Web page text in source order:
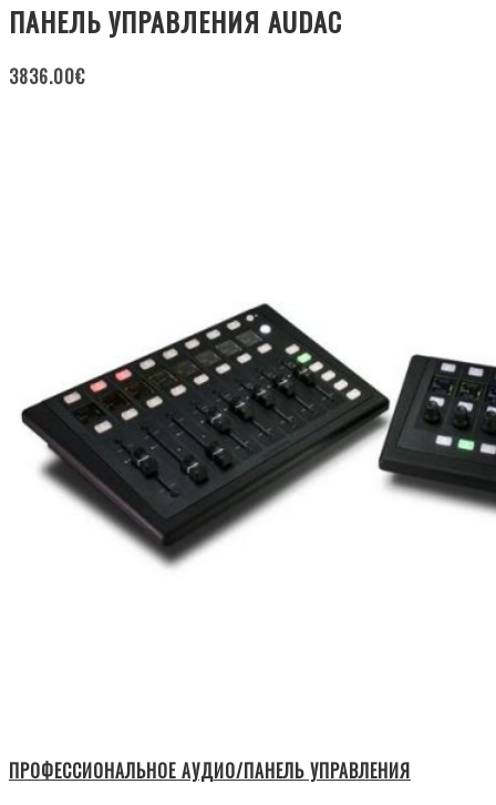
ПАНЕЛЬ УПРАВЛЕНИЯ AUDAC
3836.00€
ПРОФЕССИОНАЛЬНОЕ АУДИО/ПАНЕЛЬ УПРАВЛЕНИЯ